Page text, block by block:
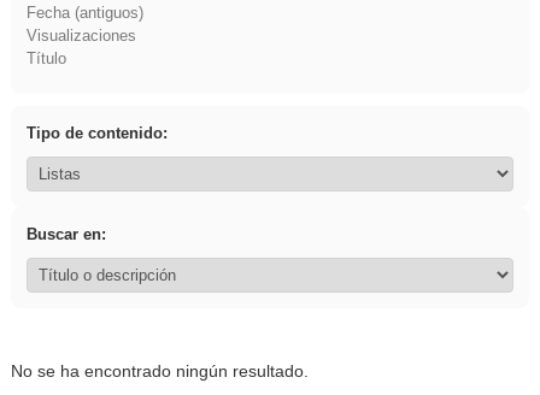
Fecha (antiguos)
Visualizaciones
Título
Tipo de contenido:
Buscar en:
No se ha encontrado ningún resultado.